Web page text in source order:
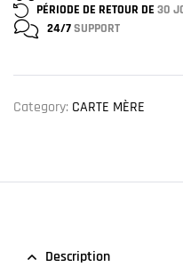
PÉRIODE DE RETOUR DE 30
24/7SUPPORT
Category: CARTE MÈRE
Description